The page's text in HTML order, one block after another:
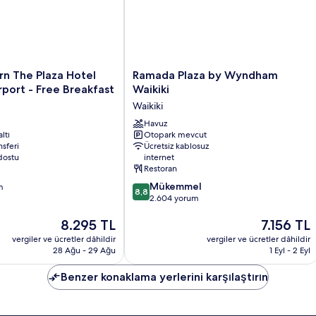
The Plaza Hotel
- Free Breakfast
Güncel
fiyat:
8.295 TL
8.295 TL
vergiler ve ücretler dâhildir
28 Ağu - 29 Ağu
Ramada
Plaza
Wyndham
Waikiki
Waikiki
Ramada Plaza by Wyndham
Waikiki
Waikiki
Havuz
Otopark mevcut
Ücretsiz kablosuz
internet
Restoran
10
üzerinden
8,8 Mükemmel
2.604 yorum
Güncel
fiyat:
7.156 TL
7.156 TL
vergiler ve ücretler dâhildir
1 Eyl - 2 Eyl
Benzer konaklama yerlerini karşılaştırın